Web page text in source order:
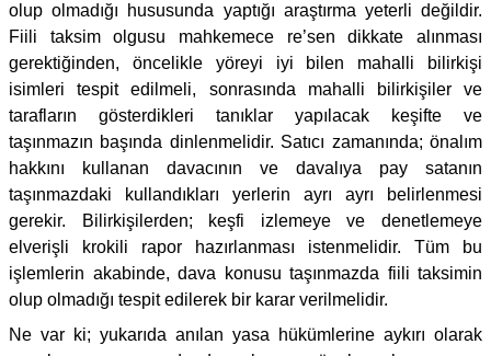
olup olmadığı hususunda yaptığı araştırma yeterli değildir.
Fiili taksim olgusu mahkemece re’sen dikkate alınması
gerektiğinden, öncelikle yöreyi iyi bilen mahalli bilirkişi
isimleri tespit edilmeli, sonrasında mahalli bilirkişiler ve
tarafların gösterdikleri tanıklar yapılacak keşifte ve
taşınmazın başında dinlenmelidir. Satıcı zamanında; önalım
hakkını kullanan davacının ve davalıya pay satanın
taşınmazdaki kullandıkları yerlerin ayrı ayrı belirlenmesi
gerekir. Bilirkişilerden; keşfi izlemeye ve denetlemeye
elverişli krokili rapor hazırlanması istenmelidir. Tüm bu
işlemlerin akabinde, dava konusu taşınmazda fiili taksimin
olup olmadığı tespit edilerek bir karar verilmelidir.
Ne var ki; yukarıda anılan yasa hükümlerine aykırı olarak